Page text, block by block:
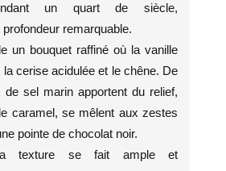
un quart de siècle,
remarquable.
un bouquet raffiné où la vanille
la cerise acidulée et le chêne. De
de sel marin apportent du relief,
caramel, se mêlent aux zestes
pointe de chocolat noir.
texture se fait ample et